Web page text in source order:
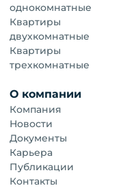
однокомнатные
Квартиры
двухкомнатные
Квартиры
трехкомнатные
О компании
Компания
Новости
Документы
Карьера
Публикации
Контакты